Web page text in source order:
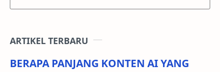
ARTIKEL TERBARU
BERAPA PANJANG KONTEN AI YANG